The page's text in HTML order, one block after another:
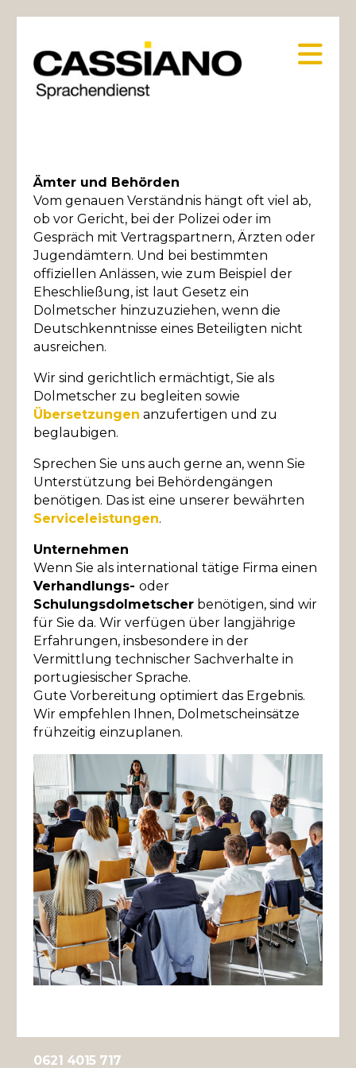
Ämter und Behörden
Vom genauen Verständnis hängt oft viel ab,
ob vor Gericht, bei der Polizei oder im
Gespräch mit Vertragspartnern, Ärzten oder
Jugendämtern. Und bei bestimmten
offiziellen Anlässen, wie zum Beispiel der
Eheschließung, ist laut Gesetz ein
Dolmetscher hinzuzuziehen, wenn die
Deutschkenntnisse eines Beteiligten nicht
ausreichen.
Wir sind gerichtlich ermächtigt, Sie als
Dolmetscher zu begleiten sowie
Übersetzungen anzufertigen und zu
beglaubigen.
Sprechen Sie uns auch gerne an, wenn Sie
Unterstützung bei Behördengängen
benötigen. Das ist eine unserer bewährten
Serviceleistungen.
Unternehmen
Wenn Sie als international tätige Firma einen
Verhandlungs- oder
Schulungsdolmetscher benötigen, sind wir
für Sie da. Wir verfügen über langjährige
Erfahrungen, insbesondere in der
Vermittlung technischer Sachverhalte in
portugiesischer Sprache.
Gute Vorbereitung optimiert das Ergebnis.
Wir empfehlen Ihnen, Dolmetscheinsätze
frühzeitig einzuplanen.
0621 4015 717